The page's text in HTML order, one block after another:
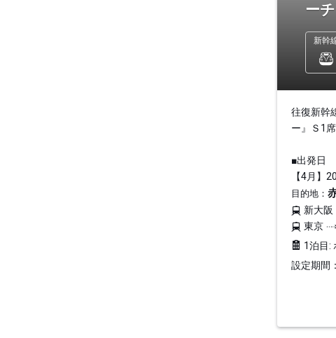
ー
新幹
往復新幹
ー』Ｓ1
■出発日
【4月】
目的地：
新大阪
東京
1泊目:
設定期間